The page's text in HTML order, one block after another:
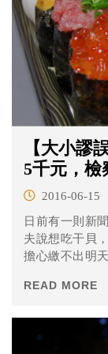
【大小謬
5千元，檢
2016-06-15
日前有一則新
夫說想吃干貝
擔心繳不出明
下坦承偷竊，
捐款。台北地
READ MORE